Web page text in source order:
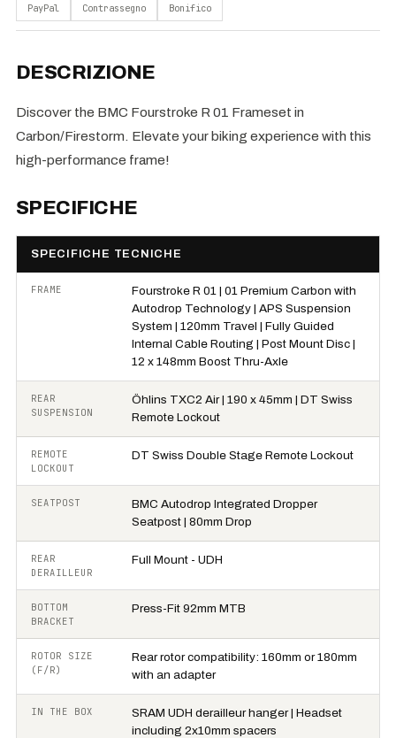
PayPal Contrassegno Bonifico
DESCRIZIONE
Discover the BMC Fourstroke R 01 Frameset in
Carbon/Firestorm. Elevate your biking experience with this
high-performance frame!
SPECIFICHE
SPECIFICHE TECNICHE
FRAME
Fourstroke R 01 | 01 Premium Carbon with
Autodrop Technology | APS Suspension
System | 120mm Travel | Fully Guided
Internal Cable Routing | Post Mount Disc |
12 x 148mm Boost Thru-Axle
REAR
SUSPENSION
Öhlins TXC2 Air | 190 x 45mm | DT Swiss
Remote Lockout
REMOTE
LOCKOUT
DT Swiss Double Stage Remote Lockout
SEATPOST
BMC Autodrop Integrated Dropper
Seatpost | 80mm Drop
REAR
DERAILLEUR
Full Mount - UDH
BOTTOM
BRACKET
Press-Fit 92mm MTB
ROTOR SIZE
(F/R)
Rear rotor compatibility: 160mm or 180mm
with an adapter
IN THE BOX
SRAM UDH derailleur hanger | Headset
including 2x10mm spacers